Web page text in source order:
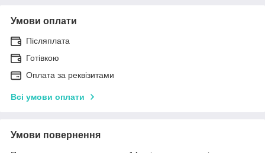
Умови оплати
Післяплата
Готівкою
Оплата за реквізитами
Всі умови оплати
Умови повернення